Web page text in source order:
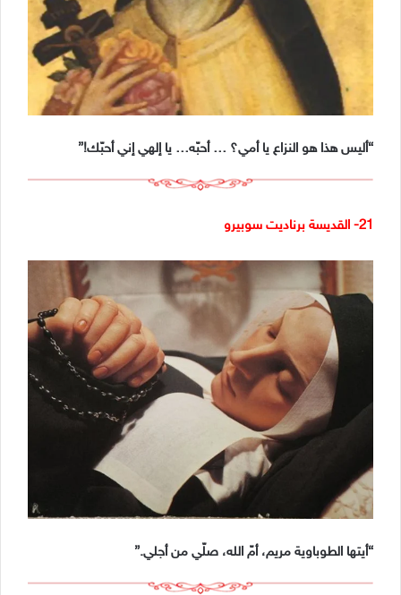
“أليس هذا هو النزاع يا أمي؟ … أحبّه… يا إلهي إني أحبّك!”
21- القديسة برناديت سوبيرو
“أيتها الطوباوية مريم، أمّ الله، صلّي من أجلي.”